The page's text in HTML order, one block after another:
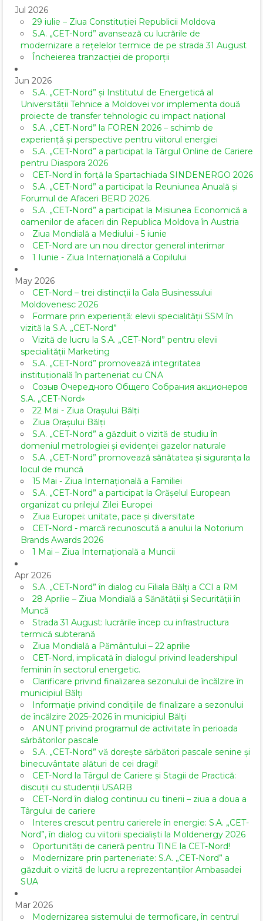
Jul 2026
29 iulie – Ziua Constituției Republicii Moldova
S.A. „CET-Nord” avansează cu lucrările de
modernizare a rețelelor termice de pe strada 31 August
Încheierea tranzacției de proporții
Jun 2026
S.A. „CET-Nord” și Institutul de Energetică al
Universității Tehnice a Moldovei vor implementa două
proiecte de transfer tehnologic cu impact național
S.A. „CET-Nord” la FOREN 2026 – schimb de
experiență și perspective pentru viitorul energiei
S.A. „CET-Nord” a participat la Târgul Online de Cariere
pentru Diaspora 2026
CET-Nord în forță la Spartachiada SINDENERGO 2026
S.A. „CET-Nord” a participat la Reuniunea Anuală și
Forumul de Afaceri BERD 2026.
S.A. „CET-Nord” a participat la Misiunea Economică a
oamenilor de afaceri din Republica Moldova în Austria
Ziua Mondială a Mediului - 5 iunie
CET-Nord are un nou director general interimar
1 Iunie - Ziua Internațională a Copilului
May 2026
CET-Nord – trei distincții la Gala Businessului
Moldovenesc 2026
Formare prin experiență: elevii specialității SSM în
vizită la S.A. „CET-Nord”
Vizită de lucru la S.A. „CET-Nord” pentru elevii
specialității Marketing
S.A. „CET-Nord” promovează integritatea
instituțională în parteneriat cu CNA
Созыв Очередного Общего Собрания акционеров
S.A. „CET-Nord»
22 Mai - Ziua Orașului Bălți
Ziua Orașului Bălți
S.A. „CET-Nord” a găzduit o vizită de studiu în
domeniul metrologiei și evidenței gazelor naturale
S.A. „CET-Nord” promovează sănătatea și siguranța la
locul de muncă
15 Mai - Ziua Internațională a Familiei
S.A. „CET-Nord” a participat la Orășelul European
organizat cu prilejul Zilei Europei
Ziua Europei: unitate, pace și diversitate
CET-Nord - marcă recunoscută a anului la Notorium
Brands Awards 2026
1 Mai – Ziua Internațională a Muncii
Apr 2026
S.A. „CET-Nord” în dialog cu Filiala Bălți a CCI a RM
28 Aprilie – Ziua Mondială a Sănătății și Securității în
Muncă
Strada 31 August: lucrările încep cu infrastructura
termică subterană
Ziua Mondială a Pământului – 22 aprilie
CET-Nord, implicată în dialogul privind leadershipul
feminin în sectorul energetic.
Clarificare privind finalizarea sezonului de încălzire în
municipiul Bălți
Informație privind condițiile de finalizare a sezonului
de încălzire 2025–2026 în municipiul Bălți
ANUNȚ privind programul de activitate în perioada
sărbătorilor pascale
S.A. „CET-Nord” vă dorește sărbători pascale senine și
binecuvântate alături de cei dragi!
CET-Nord la Târgul de Cariere și Stagii de Practică:
discuții cu studenții USARB
CET-Nord în dialog continuu cu tinerii – ziua a doua a
Târgului de cariere
Interes crescut pentru carierele în energie: S.A. „CET-
Nord”, în dialog cu viitorii specialiști la Moldenergy 2026
Oportunități de carieră pentru TINE la CET-Nord!
Modernizare prin parteneriate: S.A. „CET-Nord” a
găzduit o vizită de lucru a reprezentanților Ambasadei
SUA
Mar 2026
Modernizarea sistemului de termoficare, în centrul